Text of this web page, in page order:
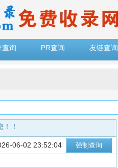
查询 PR查询 友链查询
！
06-02 23:52:04